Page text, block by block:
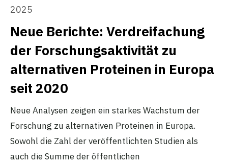
2025
Neue Berichte: Verdreifachung
der Forschungsaktivität zu
alternativen Proteinen in Europa
seit 2020
Neue Analysen zeigen ein starkes Wachstum der
Forschung zu alternativen Proteinen in Europa.
Sowohl die Zahl der veröffentlichten Studien als
auch die Summe der öffentlichen